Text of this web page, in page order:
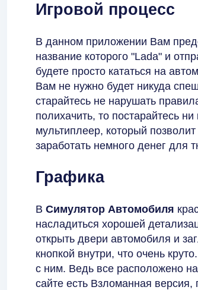
Игровой процесс
В данном приложении Вам
название которого "Lada" и
будете просто кататься на
Вам не нужно будет никуда
старайтесь не нарушать
полихачить, то постарайтесь
мультиплеер, который
заработать немного денег для
Графика
В Симулятор Автомобиля
насладиться хорошей
открыть двери автомобиля и
кнопкой внутри, что очень
с ним. Ведь все расположено
сайте есть Взломанная версия,